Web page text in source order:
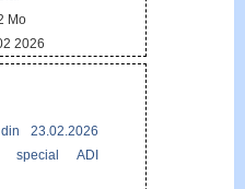
Mo
2026
23.02.2026
special ADI